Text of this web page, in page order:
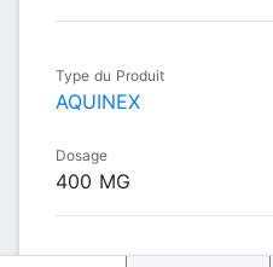
Type du Produit
AQUINEX
Dosage
400 MG